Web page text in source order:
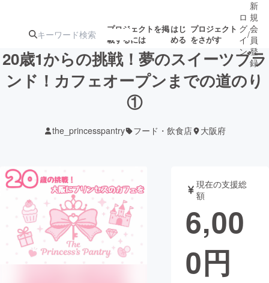
プロジェクトを掲
載するには
はじ
める
プロジェクト
をさがす
注目の新着プロ
テクノロジー・ガジェット
映像・映画 書籍・雑誌
ビジネス・起業 チャレンジ
ロ
グ
イ
ン
/
新
規
会
員
登
録
20歳1からの挑戦！夢のスイーツブラ
ンド！カフェオープンまでの道のり
①
the_princesspantry フード・飲食店 大阪府
現在の支援総
額
6,00
0円